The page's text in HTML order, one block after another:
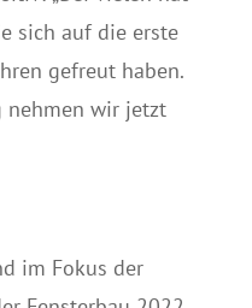
sich auf die erste
gefreut haben.
nehmen wir jetzt
im Fokus der